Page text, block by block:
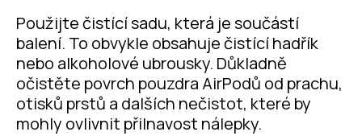
Použijte čistící sadu, která je součástí
balení. To obvykle obsahuje čistící hadřík
nebo alkoholové ubrousky. Důkladně
očistěte povrch pouzdra AirPodů od prachu,
otisků prstů a dalších nečistot, které by
mohly ovlivnit přilnavost nálepky.